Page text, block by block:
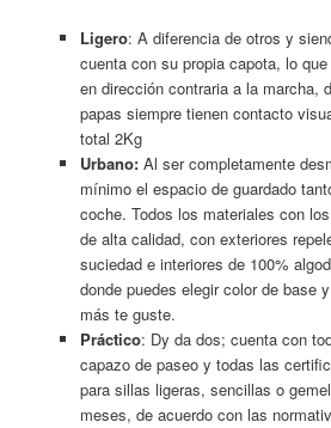
Ligero: A diferencia de otros y
cuenta con su propia capota, lo
en dirección contraria a la marcha,
papas siempre tienen contacto
total 2Kg
Urbano:Al ser completamente
mínimo el espacio de guardado
coche. Todos los materiales con
de alta calidad, con exteriores
suciedad e interiores de 100%
donde puedes elegir color de base
más te guste.
Práctico: Dy da dos; cuenta con
capazo de paseo y todas las
para sillas ligeras, sencillas o
meses, de acuerdo con las